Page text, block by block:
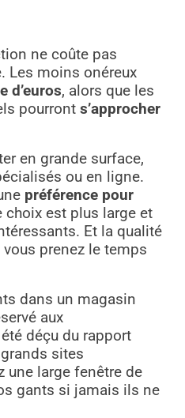
ne coûte pas
Les moins onéreux
d’euros, alors que les
pourront s’approcher
en grande surface,
ou en ligne.
préférence pour
choix est plus large et
Et la qualité
prenez le temps
dans un magasin
aux
déçu du rapport
sites
une large fenêtre de
gants si jamais ils ne